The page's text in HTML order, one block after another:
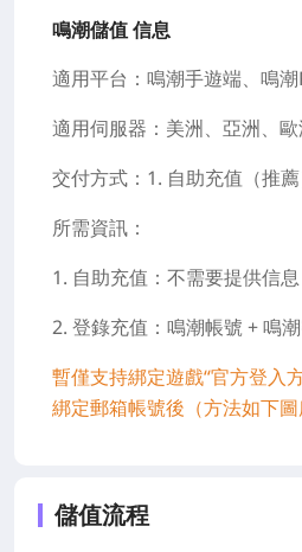
鳴潮儲值 信息
適用平台：鳴潮手遊端、鳴
適用伺服器：美洲、亞洲、
交付方式：1. 自助充值（推
所需資訊：
1. 自助充值：不需要提供信息
2. 登錄充值：鳴潮帳號 + 鳴
暫僅支持綁定遊戲“官方登入
綁定郵箱帳號後（方法如下
儲值流程